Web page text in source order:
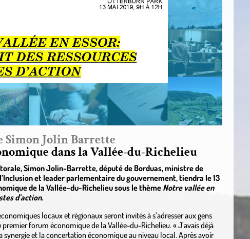
Simon Jolin Barrette
dans la Vallée-du-Richelieu
Simon Jolin-Barrette, député de Borduas, ministre de
et leader parlementaire du gouvernement, tiendra le 13
de la Vallée-du-Richelieu sous le thème Notre vallée en
d’action.
locaux et régionaux seront invités à s’adresser aux gens
premier forum économique de la Vallée-du-Richelieu. « J’avais déjà
et la concertation économique au niveau local. Après avoir